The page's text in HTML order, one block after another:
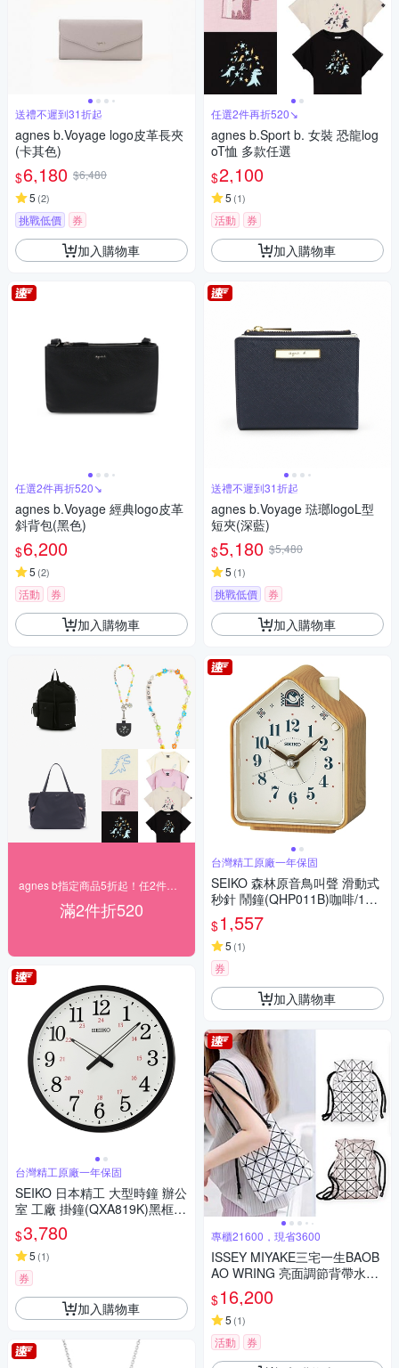
送禮不遲到31折起
agnes b.Voyage logo皮革長夾
(卡其色)
$6,180 $6,480
5 (2)
挑戰低價 券
加入購物車
任選2件再折520↘
agnes b.Voyage 經典logo皮革
斜背包(黑色)
$6,200
5 (2)
活動 券
加入購物車
滿2件折520
台灣精工原廠一年保固
SEIKO 日本精工 大型時鐘 辦公
室 工廠 掛鐘(QXA819K)黑框/5
0.8cm
$3,780
5 (1)
券
加入購物車
任選2件再折520↘
agnes b.Sport b. 女裝 恐龍log
oT恤 多款任選
$2,100
5 (1)
活動 券
加入購物車
送禮不遲到31折起
agnes b.Voyage 琺瑯logoL型
短夾(深藍)
$5,180 $5,480
5 (1)
挑戰低價 券
加入購物車
台灣精工原廠一年保固
SEIKO 森林原音鳥叫聲 滑動式
秒針 鬧鐘(QHP011B)咖啡/11X
8.6cm
$1,557
5 (1)
券
加入購物車
專櫃21600，現省3600
ISSEY MIYAKE三宅一生BAOB
AO WRING 亮面調節背帶水桶
包(多色選)
$16,200
5 (1)
活動 券